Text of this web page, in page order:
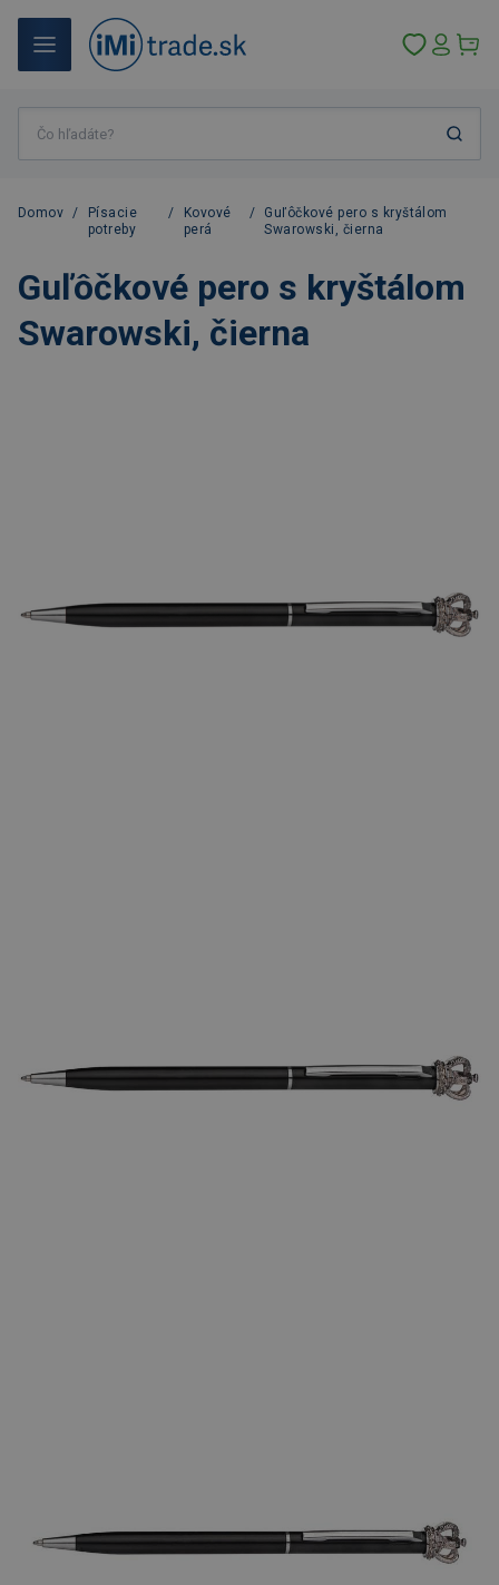
Domov /
Písacie
potreby
/
Kovové
perá
/
Guľôčkové pero s kryštálom
Swarowski, čierna
Guľôčkové pero s kryštálom
Swarowski, čierna